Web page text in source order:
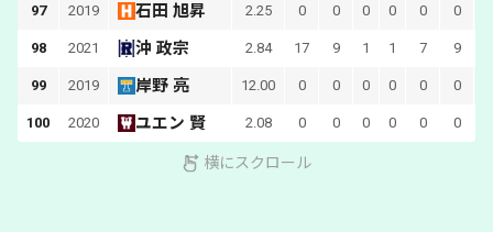
97 2019 石田 旭昇 2.25 0 0 0 0 0 0
98 2021 沖 政宗 2.84 17 9 1 1 7 9
99 2019 岸野 亮 12.00 0 0 0 0 0 0
100 2020 ユエン 賢 2.08 0 0 0 0 0 0
横にスクロール